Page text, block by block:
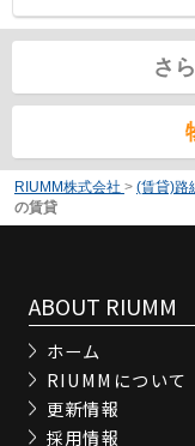
さ
RIUMM株式会社 > (賃貸)路
の賃貸
ABOUT RIUMM
ホーム
RIUMMについて
更新情報
採用情報